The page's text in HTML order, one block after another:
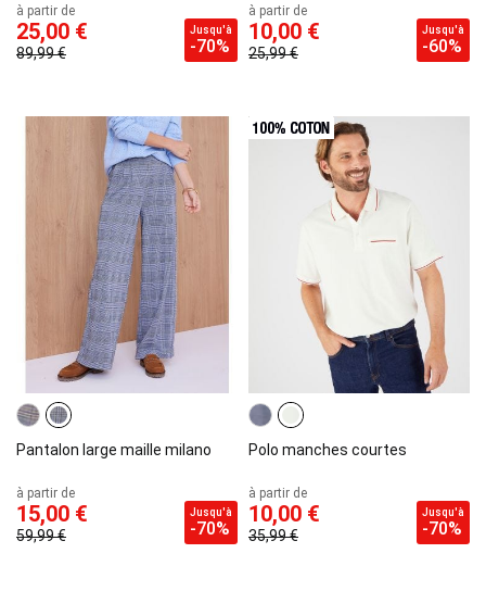
à partir de
25,00 €
89,99 €
Jusqu'à
-70%
à partir de
10,00 €
25,99 €
Jusqu'à
-60%
Pantalon large maille milano
à partir de
15,00 €
59,99 €
Jusqu'à
-70%
Polo manches courtes
à partir de
10,00 €
35,99 €
Jusqu'à
-70%